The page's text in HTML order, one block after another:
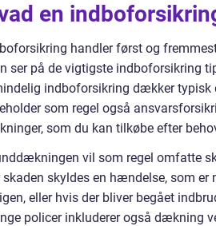
en
handler først og
ser på de vigtigste indboforsikring
indboforsikring dækker typisk
som regel også
som du kan tilkøbe efter
vil som regel omfatte
skaden skyldes en hændelse, som
eller hvis der bliver begået
policer inkluderer også dækning